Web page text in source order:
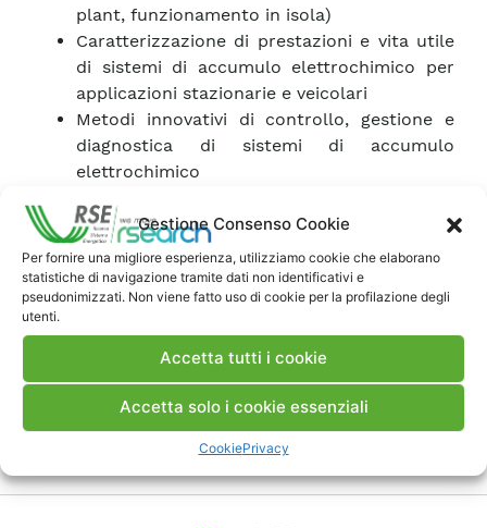
Gestione Consenso Cookie
Per fornire una migliore esperienza, utilizziamo cookie che elaborano
statistiche di navigazione tramite dati non identificativi e
pseudonimizzati. Non viene fatto uso di cookie per la profilazione degli
utenti.
Accetta tutti i cookie
Accetta solo i cookie essenziali
CookiePrivacy
plant, funzionamento in isola)
Caratterizzazione di prestazioni e vita utile
di sistemi di accumulo elettrochimico per
applicazioni stazionarie e veicolari
Metodi innovativi di controllo, gestione e
diagnostica di sistemi di accumulo
elettrochimico
applicazioni Vehicle to Grid, aggregati di
utenti finali, comunità dell’energia
Simulazione, controllo e gestione di sistemi
“multi-energy”, con funzionamento
combustibili, mobilità